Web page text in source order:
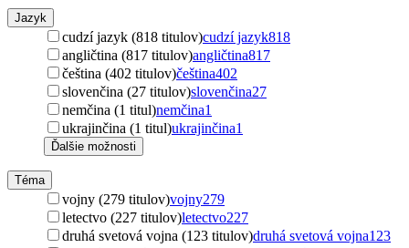
Jazyk
cudzí jazyk (818 titulov)cudzí jazyk818
angličtina (817 titulov)angličtina817
čeština (402 titulov)čeština402
slovenčina (27 titulov)slovenčina27
nemčina (1 titul)nemčina1
ukrajinčina (1 titul)ukrajinčina1
Ďalšie možnosti
Téma
vojny (279 titulov)vojny279
letectvo (227 titulov)letectvo227
druhá svetová vojna (123 titulov)druhá svetová vojna123